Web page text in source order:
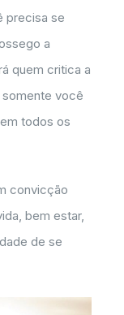
precisa se
a
quem critica a
você
todos os
convicção
bem estar,
de se